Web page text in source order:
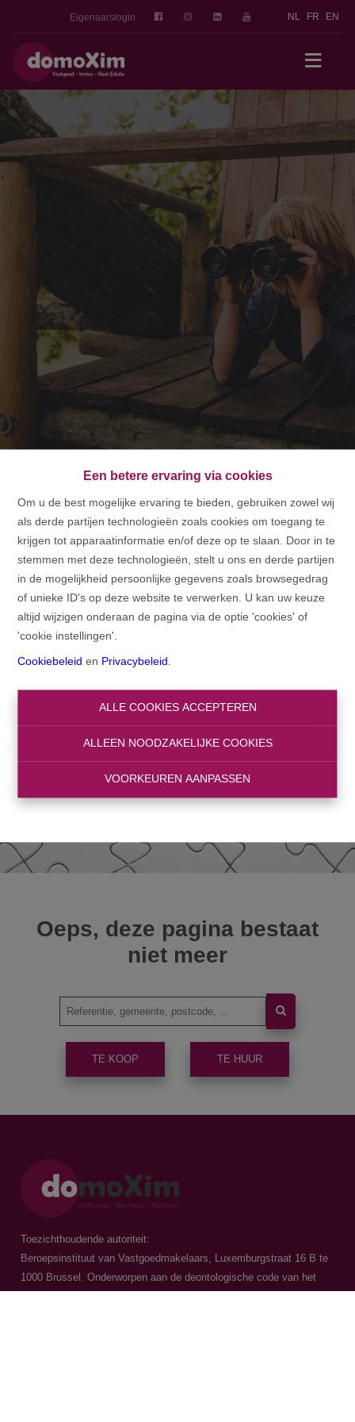
Een betere ervaring via cookies
Om u de best mogelijke ervaring te bieden, gebruiken zowel wij
als derde partijen technologieën zoals cookies om toegang te
krijgen tot apparaatinformatie en/of deze op te slaan. Door in te
stemmen met deze technologieën, stelt u ons en derde partijen
in de mogelijkheid persoonlijke gegevens zoals browsegedrag
of unieke ID's op deze website te verwerken. U kan uw keuze
altijd wijzigen onderaan de pagina via de optie 'cookies' of
'cookie instellingen'.
Cookiebeleid en Privacybeleid
ALLE COOKIES ACCEPTEREN
ALLEEN NOODZAKELIJKE COOKIES
VOORKEUREN AANPASSEN
Eigenaarslogin NL FR EN
HOME
HOME
Oeps, deze pagina bestaat
niet meer
TE KOOP TE HUUR
Toezichthoudende autoriteit:
Beroepsinstituut van Vastgoedmakelaars, Luxemburgstraat 16 B te
1000 Brussel. Onderworpen aan de deontologische code van het